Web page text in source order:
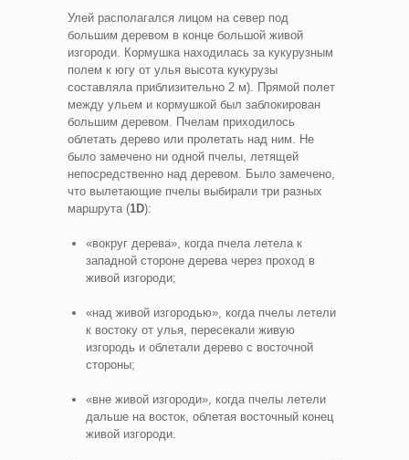
Улей располагался лицом на север под
большим деревом в конце большой живой
изгороди. Кормушка находилась за кукурузным
полем к югу от улья высота кукурузы
составляла приблизительно 2 м). Прямой полет
между ульем и кормушкой был заблокирован
большим деревом. Пчелам приходилось
облетать дерево или пролетать над ним. Не
было замечено ни одной пчелы, летящей
непосредственно над деревом. Было замечено,
что вылетающие пчелы выбирали три разных
маршрута (1D):
«вокруг дерева», когда пчела летела к
западной стороне дерева через проход в
живой изгороди;
«над живой изгородью», когда пчелы летели
к востоку от улья, пересекали живую
изгородь и облетали дерево с восточной
стороны;
«вне живой изгороди», когда пчелы летели
дальше на восток, облетая восточный конец
живой изгороди.